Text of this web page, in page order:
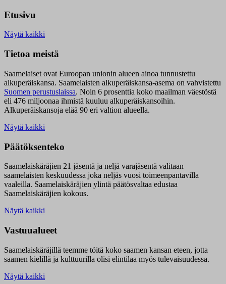
Etusivu
Näytä kaikki
Tietoa meistä
Saamelaiset ovat Euroopan unionin alueen ainoa tunnustettu
alkuperäiskansa. Saamelaisten alkuperäiskansa-asema on vahvistettu
Suomen perustuslaissa. Noin 6 prosenttia koko maailman väestöstä
eli 476 miljoonaa ihmistä kuuluu alkuperäiskansoihin.
Alkuperäiskansoja elää 90 eri valtion alueella.
Näytä kaikki
Päätöksenteko
Saamelaiskäräjien 21 jäsentä ja neljä varajäsentä valitaan
saamelaisten keskuudessa joka neljäs vuosi toimeenpantavilla
vaaleilla. Saamelaiskäräjien ylintä päätösvaltaa edustaa
Saamelaiskäräjien kokous.
Näytä kaikki
Vastuualueet
Saamelaiskäräjillä teemme töitä koko saamen kansan eteen, jotta
saamen kielillä ja kulttuurilla olisi elintilaa myös tulevaisuudessa.
Näytä kaikki